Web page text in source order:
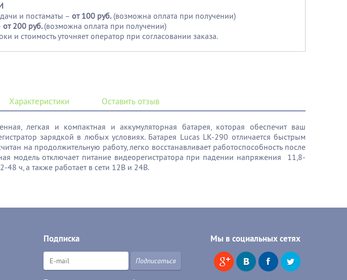
и постаматы –от 100 руб. (возможна оплата при получении)
от 200 руб.(возможна оплата при получении)
и стоимость уточняет оператор при согласовании заказа.
Характеристики Оставить отзыв
легкая и компактная и аккумуляторная батарея, которая обеспечит ваш
зарядкой в любых условиях. Батарея Lucas LK-290 отличается быстрым
на продолжительную работу, легко восстанавливает работоспособность после
модель отключает питание видеорегистратора при падении напряжения 11,8-
48 ч, а также работает в сети 12В и 24В.
Подписка
Подписаться
Мы в социальных сетях